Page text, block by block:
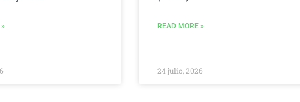
READ MORE »
24 julio, 2026